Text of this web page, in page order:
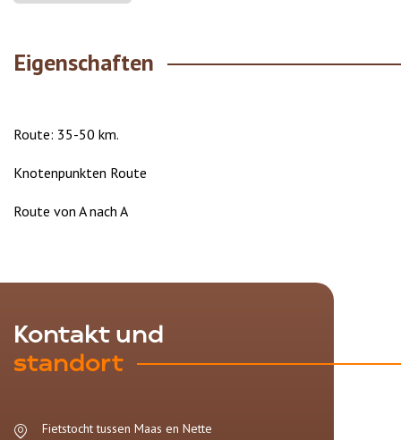
Eigenschaften
Route: 35-50 km.
Knotenpunkten Route
Route von A nach A
Kontakt und
standort
Fietstocht tussen Maas en Nette